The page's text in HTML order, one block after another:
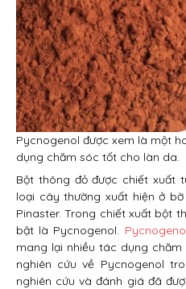
Pycnogenol được xem là một
dụng chăm sóc tốt cho làn da.
Bột thông đỏ được chiết xuất
loại cây thường xuất hiện ở
Pinaster. Trong chiết xuất bột
bật là Pycnogenol.
mang lại nhiều tác dụng
nghiên cứu về Pycnogenol
nghiên cứu và đánh giá đã